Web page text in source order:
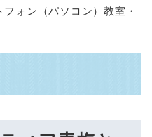
ォン（パソコン）教室・